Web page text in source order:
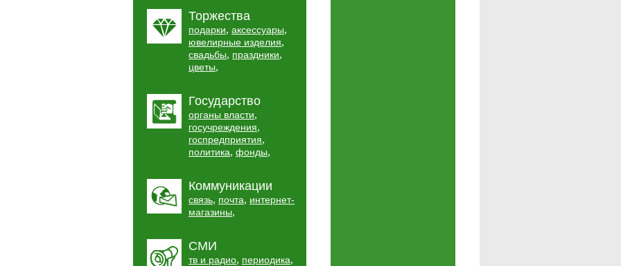
Торжества
подарки, аксессуары,
ювелирные изделия,
свадьбы, праздники,
цветы,
Государство
органы власти,
госучреждения,
госпредприятия,
политика, фонды,
Коммуникации
связь, почта, интернет-
магазины,
СМИ
тв и радио, периодика,